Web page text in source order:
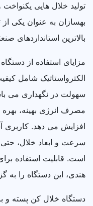
تولید خلال هایی
بهسازان به عنوان یکی از
بالاترین استانداردهای
مزایای استفاده از
الکترواستاتیک شامل
سهولت در نگهداری می
مصرف انرژی بهینه،
افزایش می دهد. کاربری
سرعت و ابعاد خلال، حتی
است. قابلیت استفاده
هندی، این دستگاه را به
دستگاه خلال کن پسته و